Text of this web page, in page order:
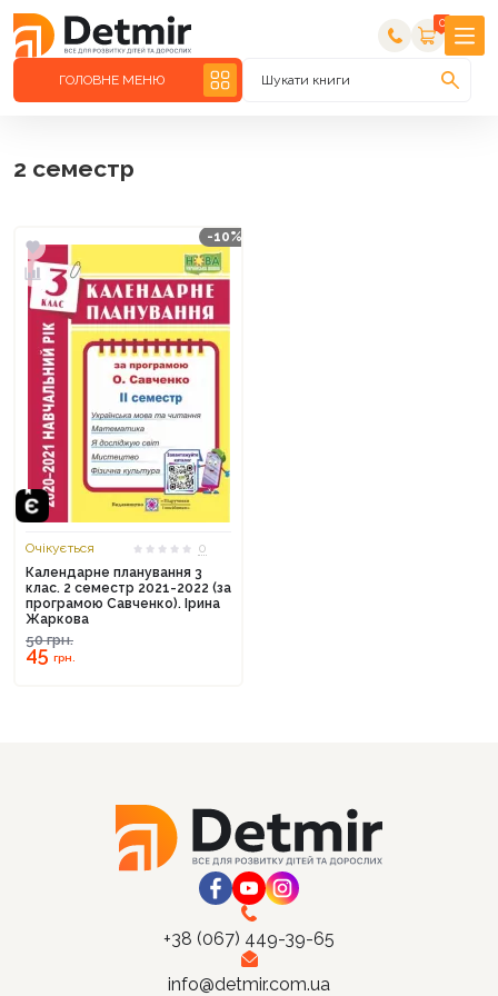
0
ГОЛОВНЕ МЕНЮ Шукати книги
2 семестр
-10%
Очікується
0
Календарне планування 3
клас. 2 семестр 2021-2022 (за
програмою Савченко). Ірина
Жаркова
50грн.
45грн.
+38 (067) 449-39-65
info@detmir.com.ua